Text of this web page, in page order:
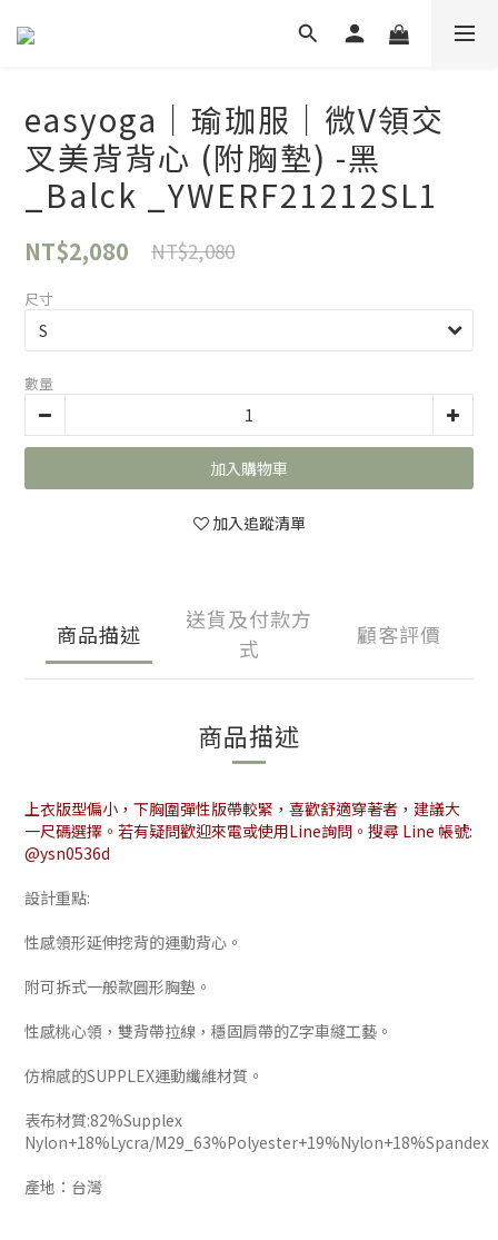
easyoga｜瑜珈服｜微V領交
叉美背背心 (附胸墊) -黑
_Balck _YWERF21212SL1
NT$2,080 NT$2,080
尺寸
數量
加入購物車
加入追蹤清單
商品描述
送貨及付款方
式
顧客評價
商品描述
上衣版型偏小，下胸圍彈性版帶較緊，喜歡舒適穿著者，建議大
一尺碼選擇。若有疑問歡迎來電或使用Line詢問。搜尋 Line 帳號:
@ysn0536d
設計重點:
性感領形延伸挖背的運動背心。
附可拆式一般款圓形胸墊。
性感桃心領，雙背帶拉線，穩固肩帶的Z字車縫工藝。
仿棉感的SUPPLEX運動纖維材質。
表布材質:82%Supplex
Nylon+18%Lycra/M29_63%Polyester+19%Nylon+18%Spandex
產地：台灣